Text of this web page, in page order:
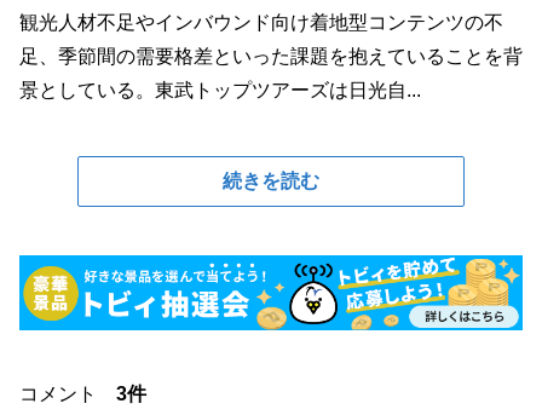
観光人材不足やインバウンド向け着地型コンテンツの不
足、季節間の需要格差といった課題を抱えていることを背
景としている。東武トップツアーズは日光自...
続きを読む
コメント 3件